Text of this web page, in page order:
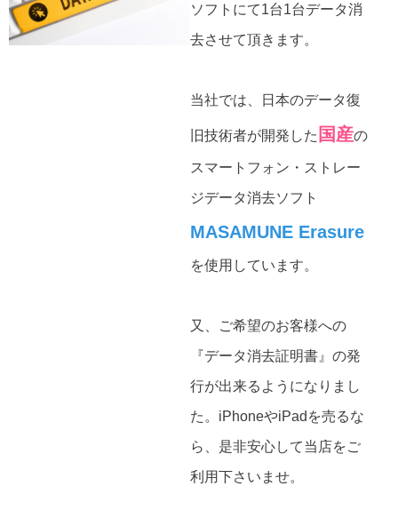
ソフトにて1台1台データ消
去させて頂きます。
当社では、日本のデータ復
旧技術者が開発した 国産の
スマートフォン・ストレー
ジデータ消去ソフト
MASAMUNE Erasure
を使用しています。
又、ご希望のお客様への
『データ消去証明書』の発
行が出来るようになりまし
た。iPhoneやiPadを売るな
ら、是非安心して当店をご
利用下さいませ。